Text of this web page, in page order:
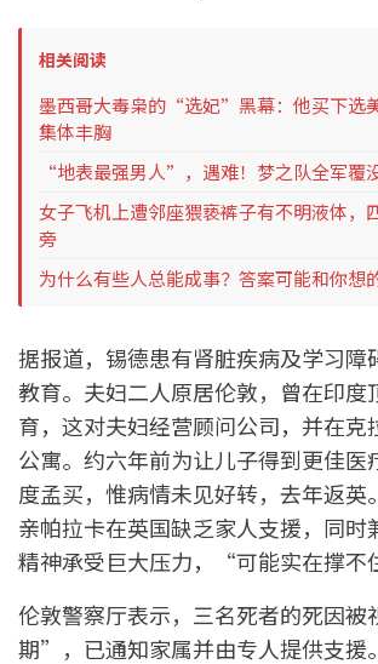
相关阅读
墨西哥大毒枭的“选妃”黑幕：他买下选
集体丰胸
“地表最强男人”，遇难！梦之队全军覆
女子飞机上遭邻座猥亵裤子有不明液体，
旁
为什么有些人总能成事？答案可能和你想
据报道，锡德患有肾脏疾病及学习障
教育。夫妇二人原居伦敦，曾在印度
育，这对夫妇经营顾问公司，并在克
公寓。约六年前为让儿子得到更佳医
度孟买，惟病情未见好转，去年返英
亲帕拉卡在英国缺乏家人支援，同时
精神承受巨大压力，“可能实在撑不
伦敦警察厅表示，三名死者的死因
期”，已通知家属并由专人提供支援